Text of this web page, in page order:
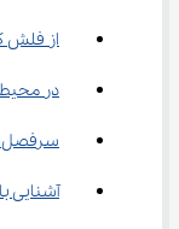
از فلش کارت‌های
در
سرفصل‌های کتابتان را بشناسید
آشنایی با